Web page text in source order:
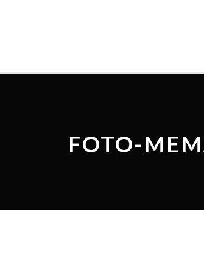
FOTO-